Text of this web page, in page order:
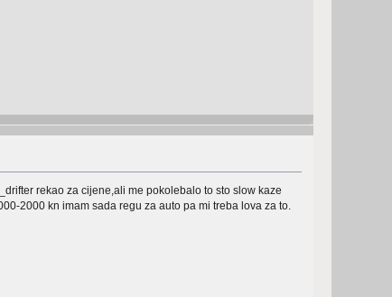
rekao za cijene,ali me pokolebalo to sto slow kaze
2000 kn imam sada regu za auto pa mi treba lova za to.